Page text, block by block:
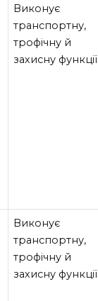
Виконує
транспортну,
трофічну й
захисну функції
Виконує
транспортну,
трофічну й
захисну функції